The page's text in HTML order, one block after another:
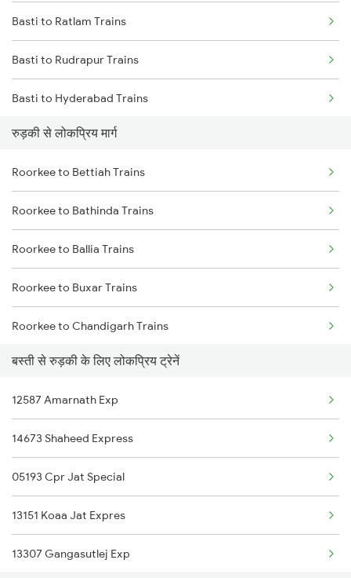
Basti to Ratlam Trains
Basti to Rudrapur Trains
Basti to Hyderabad Trains
Basti to Sonepur Trains
Basti to Shikohabad Trains
Basti to Sakri Trains
Basti to Samastipur Trains
Basti to Shahjahanpur Trains
Basti to Saharanpur Trains
Basti to Surat Trains
Basti to Siwan Trains
रुड़की से लोकप्रिय मार्ग
Roorkee to Bettiah Trains
Roorkee to Bathinda Trains
Roorkee to Ballia Trains
Roorkee to Buxar Trains
Roorkee to Chandigarh Trains
Roorkee to Kanpur Trains
Roorkee to Churu Trains
Roorkee to Deoband Trains
Roorkee to Dehradun Trains
Roorkee to Mughal Sarai Trains
Roorkee to Dindigul Trains
बस्ती से रुड़की के लिए लोकप्रिय ट्रेनें
12587 Amarnath Exp
14673 Shaheed Express
05193 Cpr Jat Special
13151 Koaa Jat Expres
13307 Gangasutlej Exp